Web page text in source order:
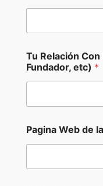
N
e
g
o
F
u
d
Tu Relación
Fundador, etc) *
Pagina Web de